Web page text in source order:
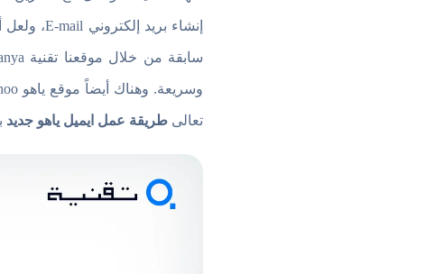
سابقة من خلال موقعنا تقنية Tqanya عن كيفية
تعالى طريقة عمل ايميل ياهو جديد